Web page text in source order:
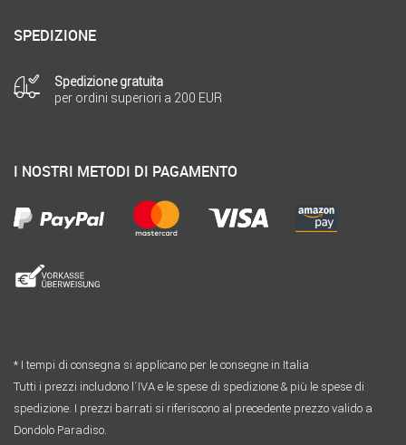
SPEDIZIONE
Spedizione gratuita
per ordini superiori a 200 EUR
I NOSTRI METODI DI PAGAMENTO
* I tempi di consegna si applicano per le consegne in Italia
Tutti i prezzi includono l´IVA e le spese di spedizione & più le spese di
spedizione. I prezzi barrati si riferiscono al precedente prezzo valido a
Dondolo Paradiso.